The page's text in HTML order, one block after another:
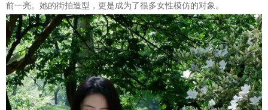
前一亮。她的街拍造型，更是成为了很多女性模仿的对象。